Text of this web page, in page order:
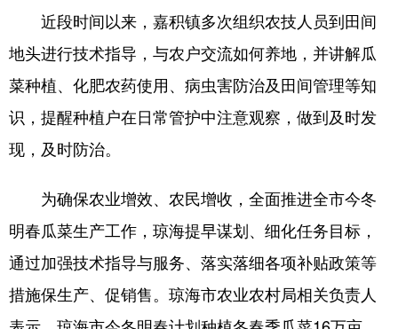
近段时间以来，嘉积镇多次组织农技人员到田间
地头进行技术指导，与农户交流如何养地，并讲解瓜
菜种植、化肥农药使用、病虫害防治及田间管理等知
识，提醒种植户在日常管护中注意观察，做到及时发
现，及时防治。
为确保农业增效、农民增收，全面推进全市今冬
明春瓜菜生产工作，琼海提早谋划、细化任务目标，
通过加强技术指导与服务、落实落细各项补贴政策等
措施保生产、促销售。琼海市农业农村局相关负责人